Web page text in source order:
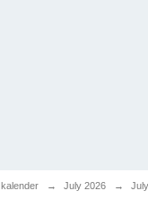
→ July 2026 →